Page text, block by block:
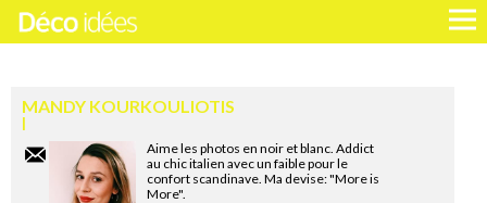
MANDY KOURKOULIOTIS
Aime les photos en noir et blanc. Addict
au chic italien avec un faible pour le
confort scandinave. Ma devise: "More is
More".